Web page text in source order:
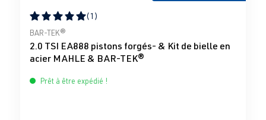
Note moyenne de 5 sur 5 étoiles
(1)
BAR-TEK®
2.0 TSI EA888 pistons forgés- & Kit de bielle en
acier MAHLE & BAR-TEK®
Prêt à être expédié !